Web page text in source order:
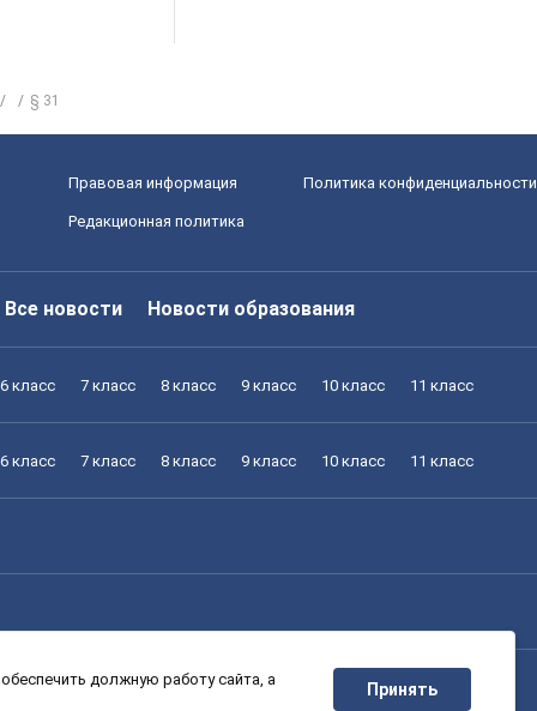
§ 31
Правовая информация Политика конфиденциальности
Редакционная политика
Все новости Новости образования
6 класс 7 класс 8 класс 9 класс 10 класс 11 класс
6 класс 7 класс 8 класс 9 класс 10 класс 11 класс
6 класс 7 класс 8 класс 9 класс 10 класс 11 класс
должную работу сайта, а
Принять